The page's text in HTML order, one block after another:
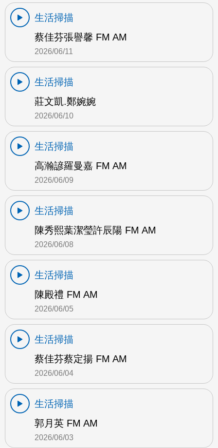
生活掃描
蔡佳芬張譽馨 FM AM
2026/06/11
生活掃描
莊文凱.鄭婉婉
2026/06/10
生活掃描
高瀚諺羅曼嘉 FM AM
2026/06/09
生活掃描
陳秀熙葉潔瑩許辰陽 FM AM
2026/06/08
生活掃描
陳殿禮 FM AM
2026/06/05
生活掃描
蔡佳芬蔡定揚 FM AM
2026/06/04
生活掃描
郭月英 FM AM
2026/06/03